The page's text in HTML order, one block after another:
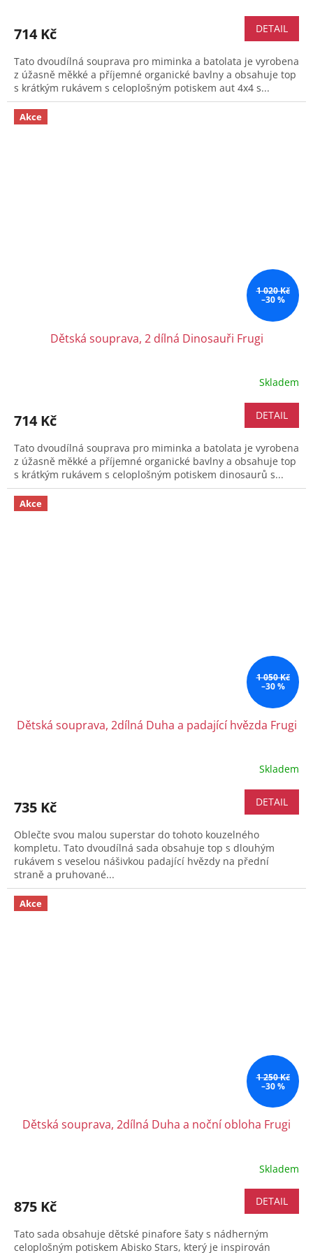
714 Kč DETAIL
Tato dvoudílná souprava pro miminka a batolata je vyrobena
z úžasně měkké a příjemné organické bavlny a obsahuje top
s krátkým rukávem s celoplošným potiskem aut 4x4 s...
Akce
1 020 Kč
–30 %
Dětská souprava, 2 dílná Dinosauři Frugi
Skladem
714 Kč DETAIL
Tato dvoudílná souprava pro miminka a batolata je vyrobena
z úžasně měkké a příjemné organické bavlny a obsahuje top
s krátkým rukávem s celoplošným potiskem dinosaurů s...
Akce
1 050 Kč
–30 %
Dětská souprava, 2dílná Duha a padající hvězda Frugi
je
z
5
hvězdiček.
Skladem
735 Kč DETAIL
Oblečte svou malou superstar do tohoto kouzelného
kompletu. Tato dvoudílná sada obsahuje top s dlouhým
rukávem s veselou nášivkou padající hvězdy na přední
straně a pruhované...
Akce
1 250 Kč
–30 %
Dětská souprava, 2dílná Duha a noční obloha Frugi
je
z
5
Skladem
875 Kč DETAIL
Tato sada obsahuje dětské pinafore šaty s nádherným
celoplošným potiskem Abisko Stars, který je inspirován